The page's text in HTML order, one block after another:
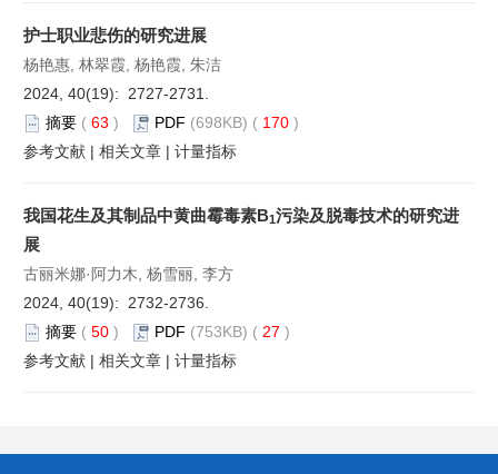
护士职业悲伤的研究进展
杨艳惠, 林翠霞, 杨艳霞, 朱洁
2024, 40(19): 2727-2731.
摘要 ( 63 ) PDF (698KB) ( 170 )
参考文献 | 相关文章 | 计量指标
我国花生及其制品中黄曲霉毒素B1污染及脱毒技术的研究进
展
古丽米娜·阿力木, 杨雪丽, 李方
2024, 40(19): 2732-2736.
摘要 ( 50 ) PDF (753KB) ( 27 )
参考文献 | 相关文章 | 计量指标